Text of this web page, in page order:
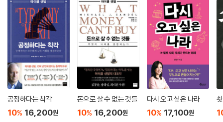
불러봤을 동요 〈얼룩송아지〉의 가사 “송아지 송아지 얼룩송아지, 엄마 소
도 얼룩소 엄마 닮았네”, 그리고 화가 이중섭의 대표작 〈소〉에 등장하는 소
역시 주인공은 바로 칡소다. 안타깝게도 일제강점기 때 일본은 ‘조선 소’의
털색을 황색으로 규정하고, 자국을 대표하는 ‘화우(和牛)’를 개량하기 위
한 명분 아래 칡소를 대량 공출해 갔다. 이 때문에 약 200만 마리에 달하던
칡소의 개체 수는 급감하고 말았다.
--- p.220
낙타의 평균 수명은 17.8년이며, 최대 50년까지 생존하는 것으로 알려져
있다. 낙타는 윗입술이 두 갈래로 갈라져 있어 입을 크게 벌릴 수 있기 때문
야생에서 인류의 조력자로: 가축이 된 말과 당나귀, 소와 낙타, 순록의 기
원과 여정
개, 양, 돼지, 소에 비해 말의 가축화는 상대적으로 늦게 이루어졌다. 고고
학적 증거가 나타나는 시점은 5,500년 전 무렵부터다. 시베리아에서 약
4,600년 전의 동결된 말 미라가 발견되었다. 현대 당나귀는 약 6,000년
전, 이집트 선왕조 시대 이전 북동아프리카에 서식하던 야생 당나귀에서
동의 ‘비옥한 초승달’ 지역에서 아우록스로부터 가축화된 소가 현대 타우
루스 소의 조상이 되었다. 가장 최근에 가축화된 단봉낙타의 정확한 가축
공정하다는 착각
10% 16,200원
돈으로 살 수 없는 것들
10% 16,200원
다시 오고 싶은 나라
10% 17,100원